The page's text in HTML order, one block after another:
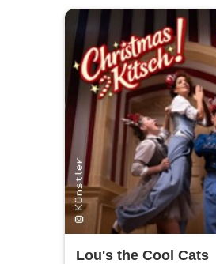
Lou's the Cool Cats